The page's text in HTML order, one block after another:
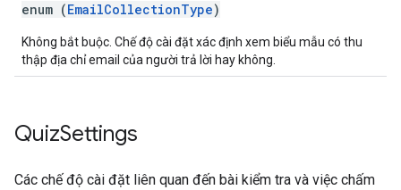
enum (EmailCollectionType)
Không bắt buộc. Chế độ cài đặt xác định xem biểu mẫu có thu
thập địa chỉ email của người trả lời hay không.
QuizSettings
Các chế độ cài đặt liên quan đến bài kiểm tra và việc chấm